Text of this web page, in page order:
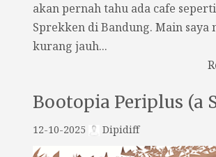
akan pernah tahu ada cafe seperti
Sprekken di Bandung. Main saya
kurang jauh...
Bootopia Periplus (a
12-10-2025 Dipidiff